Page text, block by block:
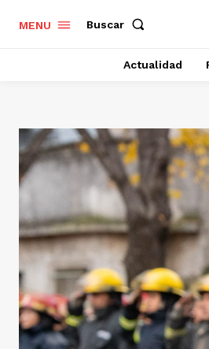
MENU Buscar
Actualidad